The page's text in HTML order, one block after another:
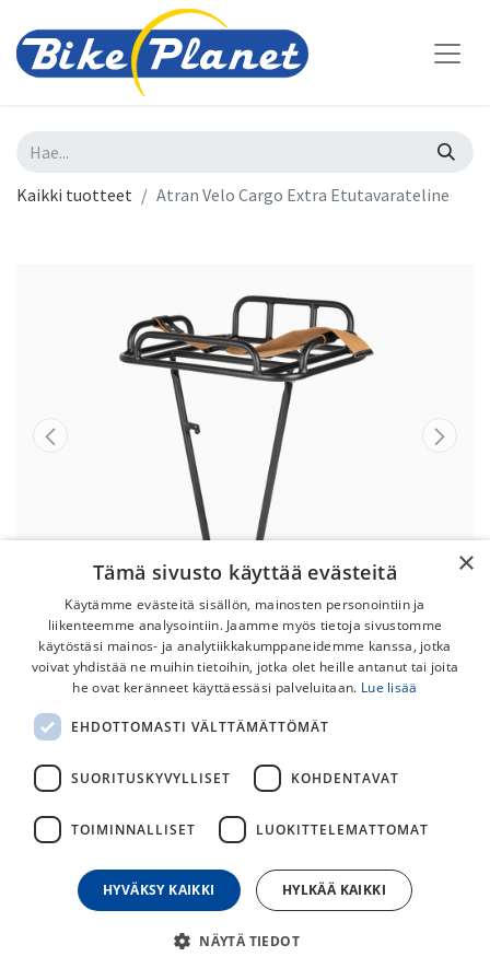
Kaikki tuotteet Atran Velo Cargo Extra Etutavarateline
Atran Velo Cargo Extra
Etutavarateline
Tukeva Retro-henkinen Cargo etutavarateline.
65,00€
päivän alin hinta
×
Tämä sivusto käyttää evästeitä
Käytämme evästeitä sisällön, mainosten personointiin ja
liikenteemme analysointiin. Jaamme myös tietoja sivustomme
käytöstäsi mainos- ja analytiikkakumppaneidemme kanssa, jotka
voivat yhdistää ne muihin tietoihin, jotka olet heille antanut tai joita
he ovat keränneet käyttäessäsi palveluitaan. Lue lisää
EHDOTTOMASTI VÄLTTÄMÄTTÖMÄT
SUORITUSKYVYLLISET KOHDENTAVAT
TOIMINNALLISET LUOKITTELEMATTOMAT
HYVÄKSY KAIKKI HYLKÄÄ KAIKKI
NÄYTÄ TIEDOT